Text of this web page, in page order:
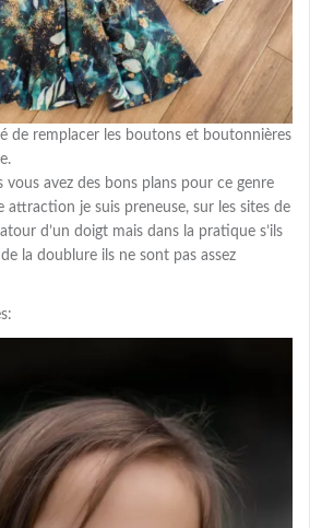
de remplacer les boutons et boutonnières
vous avez des bons plans pour ce genre
attraction je suis preneuse, sur les sites de
d’un doigt mais dans la pratique s’ils
la doublure ils ne sont pas assez